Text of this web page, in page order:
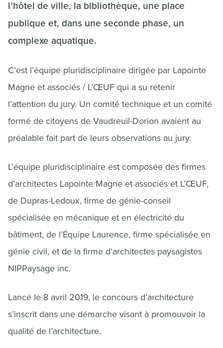
l’hôtel de ville, la bibliothèque, une place
publique et, dans une seconde phase, un
complexe aquatique.
C’est l’équipe pluridisciplinaire dirigée par Lapointe
Magne et associés / L’ŒUF qui a su retenir
l’attention du jury. Un comité technique et un comité
formé de citoyens de Vaudreuil-Dorion avaient au
préalable fait part de leurs observations au jury.
L’équipe pluridisciplinaire est composée des firmes
d’architectes Lapointe Magne et associés et L’ŒUF,
de Dupras-Ledoux, firme de génie-conseil
spécialisée en mécanique et en électricité du
bâtiment, de l’Équipe Laurence, firme spécialisée en
génie civil, et de la firme d’architectes paysagistes
NIPPaysage inc.
Lancé le 8 avril 2019, le concours d’architecture
s’inscrit dans une démarche visant à promouvoir la
qualité de l’architecture.